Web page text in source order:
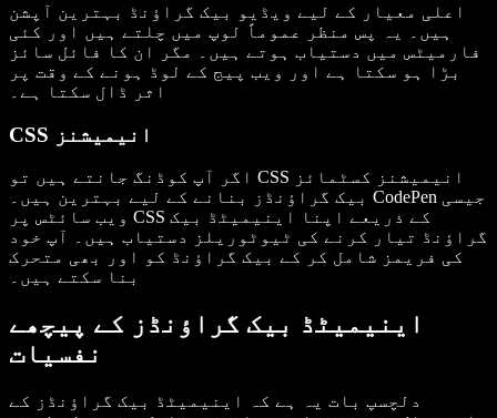
اعلی معیار کے لیے ویڈیو بیک گراؤنڈ بہترین آپشن
ہیں۔ یہ پس منظر عموماً لوپ میں چلتے ہیں اور کئی
فارمیٹس میں دستیاب ہوتے ہیں۔ مگر ان کا فائل سائز
بڑا ہو سکتا ہے اور ویب پیج کے لوڈ ہونے کے وقت پر
اثر ڈال سکتا ہے۔
CSS انیمیشنز
اگر آپ کوڈنگ جانتے ہیں تو CSS انیمیشنز کسٹمائز
بیک گراؤنڈز بنانے کے لیے بہترین ہیں۔ CodePen جیسی
ویب سائٹس پر CSS کے ذریعے اپنا اینیمیٹڈ بیک
گراؤنڈ تیار کرنے کی ٹیوٹوریلز دستیاب ہیں۔ آپ خود
کی فریمز شامل کر کے بیک گراؤنڈ کو اور بھی متحرک
بنا سکتے ہیں۔
اینیمیٹڈ بیک گراؤنڈز کے پیچھے
نفسیات
دلچسپ بات یہ ہے کہ اینیمیٹڈ بیک گراؤنڈز کے